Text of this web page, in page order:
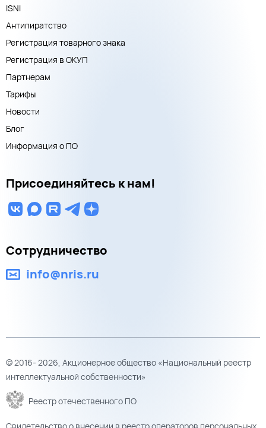
ISNI
Антипиратство
Регистрация товарного знака
Регистрация в ОКУП
Партнерам
Тарифы
Новости
Блог
Информация о ПО
Присоединяйтесь к нам!
Сотрудничество
info@nris.ru
© 2016- 2026, Акционерное общество «Национальный реестр
интеллектуальной собственности»
Реестр отечественного ПО